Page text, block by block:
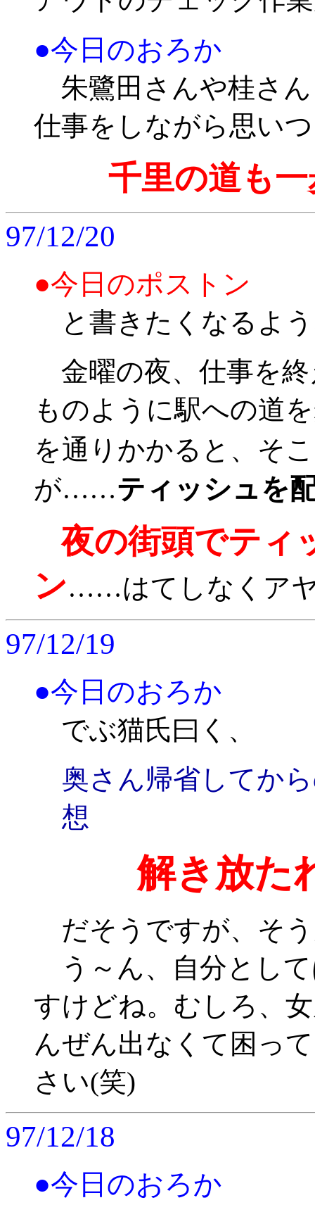
●今日のおろか
朱鷺田さんや桂さ
仕事をしながら思い
千里の道も
97/12/20
●今日のポストン
と書きたくなるよ
金曜の夜、仕事を
ものように駅への道
を通りかかると、そ
が……ティッシュを
夜の街頭でティ
ン……はてしなくア
97/12/19
●今日のおろか
でぶ猫氏曰く、
奥さん帰省してか
想
解き放た
だそうですが、そ
う～ん、自分とし
すけどね。むしろ、
んぜん出なくて困っ
さい(笑)
97/12/18
●今日のおろか